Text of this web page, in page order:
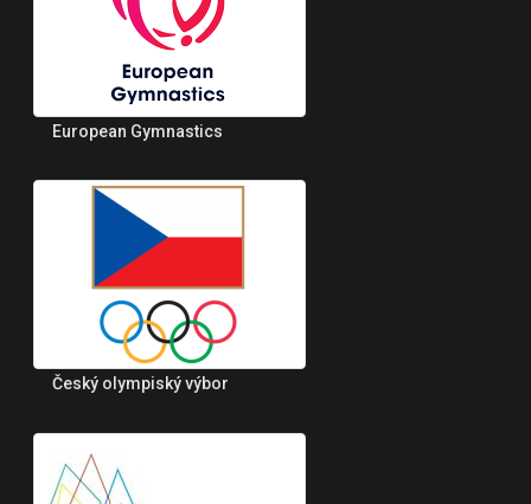
European Gymnastics
Český olympiský výbor